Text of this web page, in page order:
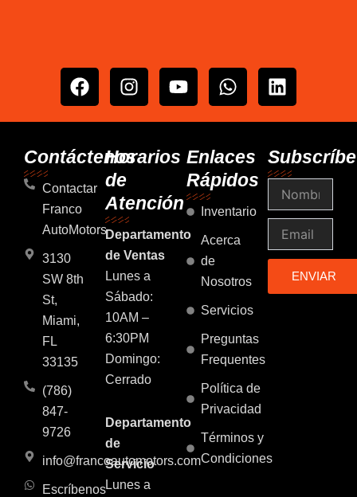
F
a
b
o
k
I
n
a
a
m
Y
o
u
e
W
h
s
a
p
p
L
i
e
d
n
Contáctenos
Contactar
Franco
AutoMotors
3130
SW 8th
St,
Miami,
FL
33135
(786)
847-
9726
info@francoautomotors.com
Escríbenos
Horarios
de
Atención
Departamento
de Ventas
Lunes a
Sábado:
10AM –
6:30PM
Domingo:
Cerrado
Departamento
de
Servicio
Lunes a
Enlaces
Rápidos
Inventario
Acerca
de
Nosotros
Servicios
Preguntas
Frequentes
Política de
Privacidad
Términos y
Condiciones
ENVIAR